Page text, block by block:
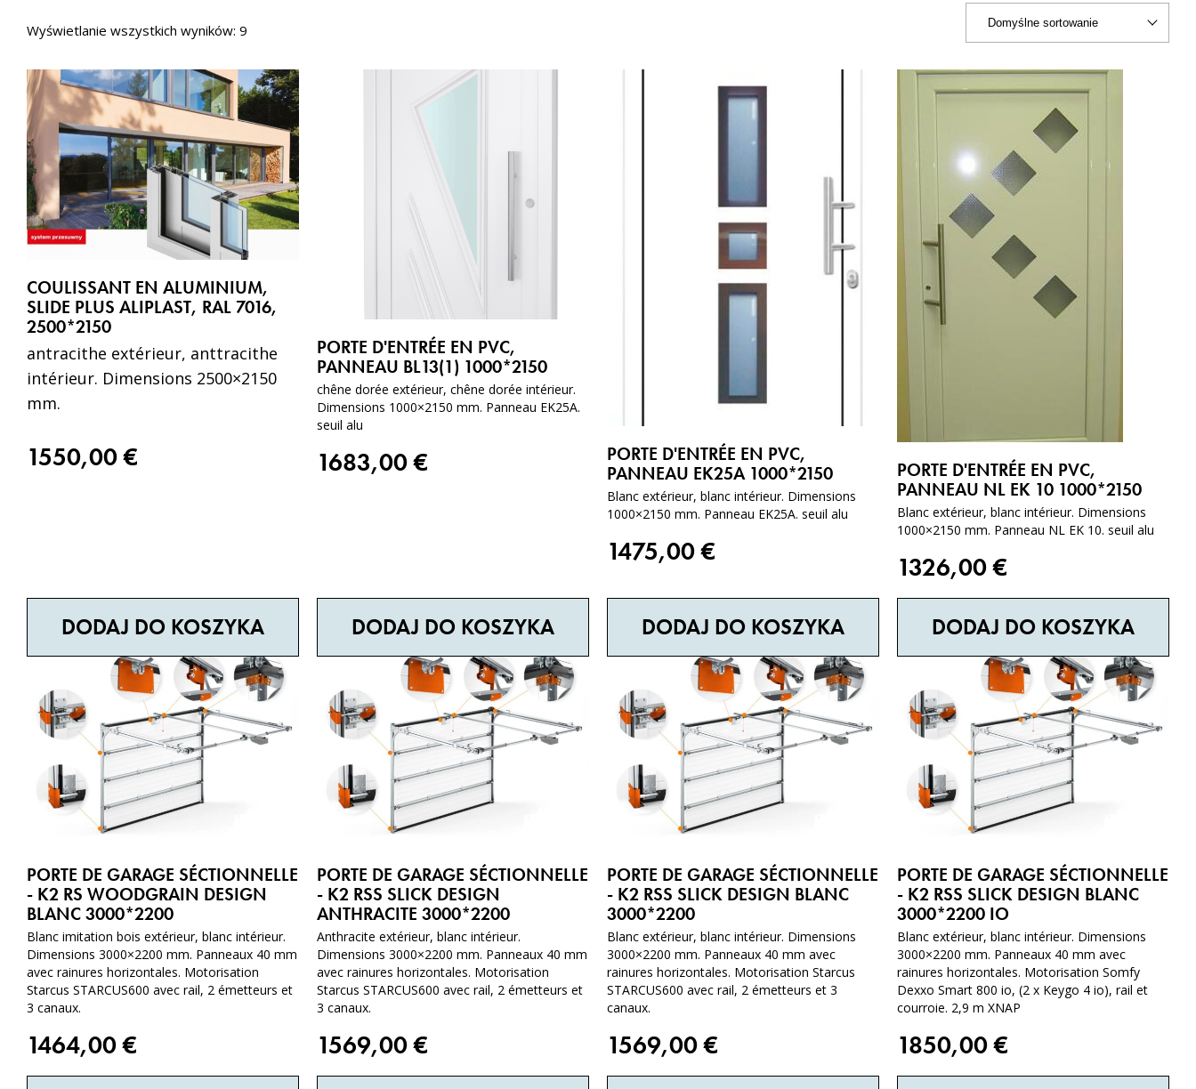
Wyświetlanie wszystkich wyników: 9
COULISSANT EN ALUMINIUM,
SLIDE PLUS ALIPLAST, RAL 7016,
2500*2150
antracithe extérieur, anttracithe
intérieur. Dimensions 2500×2150
mm.
1550,00€
DODAJ DO KOSZYKA
PORTE D'ENTRÉE EN PVC,
PANNEAU BL13(1) 1000*2150
chêne dorée extérieur, chêne dorée intérieur.
Dimensions 1000×2150 mm. Panneau EK25A.
seuil alu
1683,00€
DODAJ DO KOSZYKA
PORTE D'ENTRÉE EN PVC,
PANNEAU EK25A 1000*2150
Blanc extérieur, blanc intérieur. Dimensions
1000×2150 mm. Panneau EK25A. seuil alu
1475,00€
DODAJ DO KOSZYKA
PORTE D'ENTRÉE EN PVC,
PANNEAU NL EK 10 1000*2150
Blanc extérieur, blanc intérieur. Dimensions
1000×2150 mm. Panneau NL EK 10. seuil alu
1326,00€
DODAJ DO KOSZYKA
PORTE DE GARAGE SÉCTIONNELLE
- K2 RS WOODGRAIN DESIGN
BLANC 3000*2200
Blanc imitation bois extérieur, blanc intérieur.
Dimensions 3000×2200 mm. Panneaux 40 mm
avec rainures horizontales. Motorisation
Starcus STARCUS600 avec rail, 2 émetteurs et
3 canaux.
1464,00€
PORTE DE GARAGE SÉCTIONNELLE
- K2 RSS SLICK DESIGN
ANTHRACITE 3000*2200
Anthracite extérieur, blanc intérieur.
Dimensions 3000×2200 mm. Panneaux 40 mm
avec rainures horizontales. Motorisation
Starcus STARCUS600 avec rail, 2 émetteurs et
3 canaux.
1569,00€
PORTE DE GARAGE SÉCTIONNELLE
- K2 RSS SLICK DESIGN BLANC
3000*2200
Blanc extérieur, blanc intérieur. Dimensions
3000×2200 mm. Panneaux 40 mm avec
rainures horizontales. Motorisation Starcus
STARCUS600 avec rail, 2 émetteurs et 3
canaux.
1569,00€
PORTE DE GARAGE SÉCTIONNELLE
- K2 RSS SLICK DESIGN BLANC
3000*2200 IO
Blanc extérieur, blanc intérieur. Dimensions
3000×2200 mm. Panneaux 40 mm avec
rainures horizontales. Motorisation Somfy
Dexxo Smart 800 io, (2 x Keygo 4 io), rail et
courroie. 2,9 m XNAP
1850,00€